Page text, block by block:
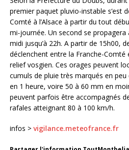
premier paquet pluvio-instable s’est
Comté à l’Alsace à partir du tout
mi-journée. Un second se propagera
midi jusqu’à 22h. A partir de 15h00,
déclenchent entre la Franche-Comté
relief vosgien. Ces orages peuvent
cumuls de pluie très marqués en
en 1 heure, voire 50 à 60 mm en
peuvent parfois être accompagnés
rafales atteignant 80 à 100 km/h.
infos > vigilance.meteofrance.fr